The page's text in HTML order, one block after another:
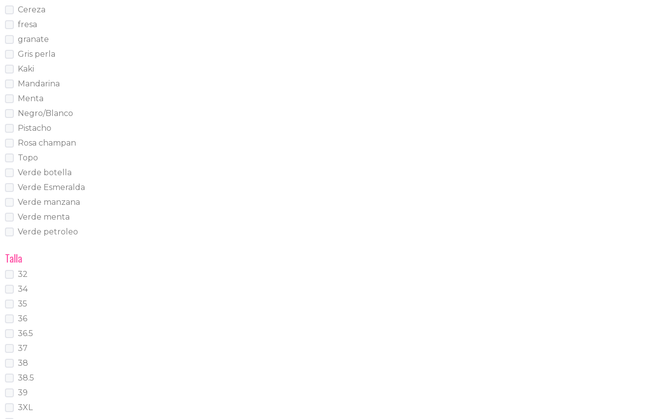
Cereza
fresa
granate
Gris perla
Kaki
Mandarina
Menta
Negro/Blanco
Pistacho
Rosa champan
Topo
Verde botella
Verde Esmeralda
Verde manzana
Verde menta
Verde petroleo
Talla
32
34
35
36
36.5
37
38
38.5
39
3XL